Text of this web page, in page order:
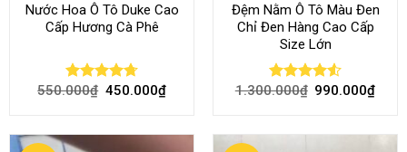
Nước Hoa Ô Tô Duke Cao
Cấp Hương Cà Phê
Rated4.70
550.000₫ 450.000₫
Đệm Nằm Ô Tô Màu Đen
Chỉ Đen Hàng Cao Cấp
Size Lớn
Rated 4.54
1.300.000₫ 990.000₫